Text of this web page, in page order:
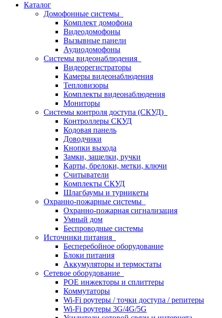
Каталог
Домофонные системы
Комплект домофона
Видеодомофоны
Вызывные панели
Аудиодомофоны
Системы видеонаблюдения
Видеорегистраторы
Камеры видеонаблюдения
Тепловизоры
Комплекты видеонаблюдения
Мониторы
Системы контроля доступа (СКУД)
Контроллеры СКУД
Кодовая панель
Доводчики
Кнопки выхода
Замки, защелки, ручки
Карты, брелоки, метки, ключи
Считыватели
Комплекты СКУД
Шлагбаумы и турникеты
Охранно-пожарные системы
Охранно-пожарная сигнализация
Умный дом
Беспроводные системы
Источники питания
Бесперебойное оборудование
Блоки питания
Аккумуляторы и термостаты
Сетевое оборудование
POE инжекторы и сплиттеры
Коммутаторы
Wi-Fi роутеры / точки доступа / репитеры
Wi-Fi роутеры 3G/4G/5G